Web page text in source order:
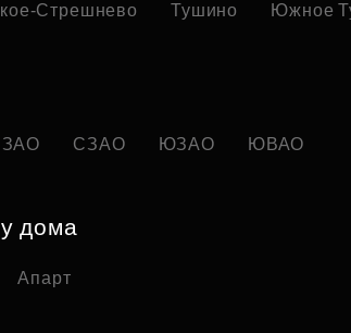
Стрешнево Тушино Южное
ЗАО СЗАО ЮЗАО ЮВАО
дома
Апарт